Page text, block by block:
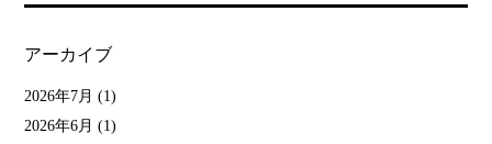
アーカイブ
2026年7月 (1)
2026年6月 (1)